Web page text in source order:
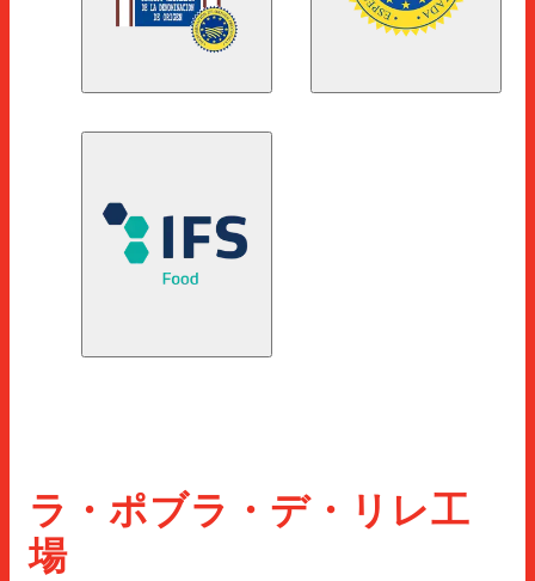
ラ・ポブラ・デ・リレ工
場